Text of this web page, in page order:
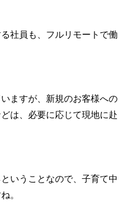
社員も、フルリモートで働
ますが、新規のお客様への
は、必要に応じて現地に赴
いうことなので、子育て中
。